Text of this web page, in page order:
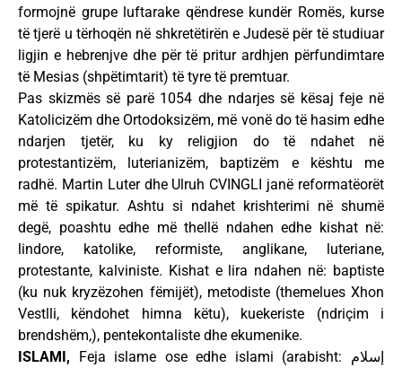
formojnë grupe luftarake qëndrese kundër Romës, kurse
të tjerë u tërhoqën në shkretëtirën e Judesë për të studiuar
ligjin e hebrenjve dhe për të pritur ardhjen përfundimtare
të Mesias (shpëtimtarit) të tyre të premtuar.
Pas skizmës së parë 1054 dhe ndarjes së kësaj feje në
Katolicizëm dhe Ortodoksizëm, më vonë do të hasim edhe
ndarjen tjetër, ku ky religjion do të ndahet në
protestantizëm, luterianizëm, baptizëm e kështu me
radhë. Martin Luter dhe Ulruh CVINGLI janë reformatëorët
më të spikatur. Ashtu si ndahet krishterimi në shumë
degë, poashtu edhe më thellë ndahen edhe kishat në:
lindore, katolike, reformiste, anglikane, luteriane,
protestante, kalviniste. Kishat e lira ndahen në: baptiste
(ku nuk kryzëzohen fëmijët), metodiste (themelues Xhon
Vestlli, këndohet himna këtu), kuekeriste (ndriçim i
brendshëm,), pentekontaliste dhe ekumenike.
ISLAMI, Feja islame ose edhe islami (arabisht: إسلام